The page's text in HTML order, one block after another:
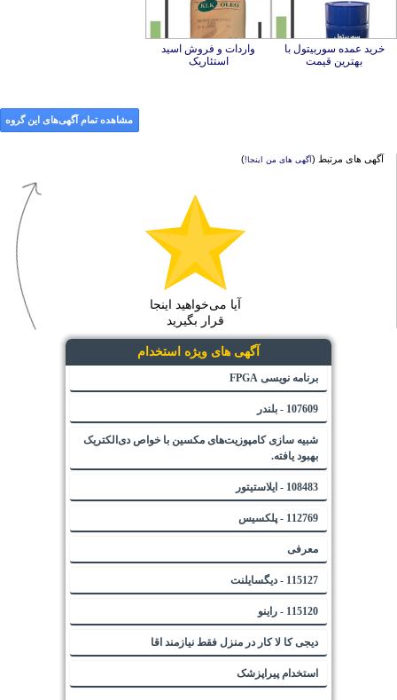
خرید عمده سوربیتول با
بهترین قیمت
واردات و فروش اسید
استئاریک
مشاهده تمام آگهی‌های این گروه
آگهی های مرتبط (آگهی های من اینجا!)
آیا می‌خواهید اینجا
قرار بگیرید
آگهی های ویژه استخدام
برنامه نویسی FPGA
107609 - بلندر
شبیه سازی کامپوزیت‌های مکسین با خواص دی‌الکتریک
بهبود یافته.
108483 - ایلاستیتور
112769 - پلکسیس
معرفی
115127 - دیگسایلنت
115120 - راینو
دیجی کا لا کار در منزل فقط نیازمند اقا
استخدام پیراپزشک